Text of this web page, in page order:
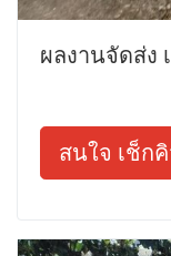
ผลงานจัดส่ง
สนใจ เช็ก